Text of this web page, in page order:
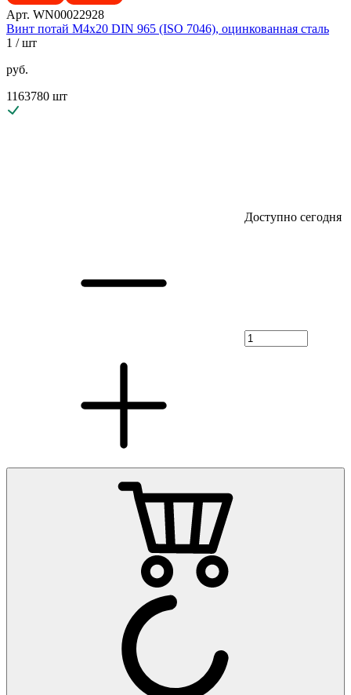
Арт. WN00022928
Винт потай М4х20 DIN 965 (ISO 7046), оцинкованная сталь
1 / шт
руб.
1163780 шт
Доступно сегодня